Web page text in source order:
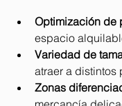
Optimización de
espacio
Variedad de
atraer a distintos
Zonas